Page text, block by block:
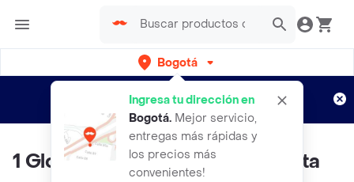
Bogotá
Ingresa tu dirección en
Bogotá. Mejor servicio,
entregas más rápidas y
los precios más
convenientes!
envíos gratis por semanas
Aplican TyC
1 Globo De Coctel Tropical Fiesta